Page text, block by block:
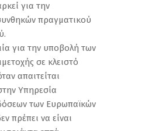
για την
πραγματικού
για την υποβολή των
σε κλειστό
απαιτείται
Υπηρεσία
των Ευρωπαϊκών
πρέπει να είναι